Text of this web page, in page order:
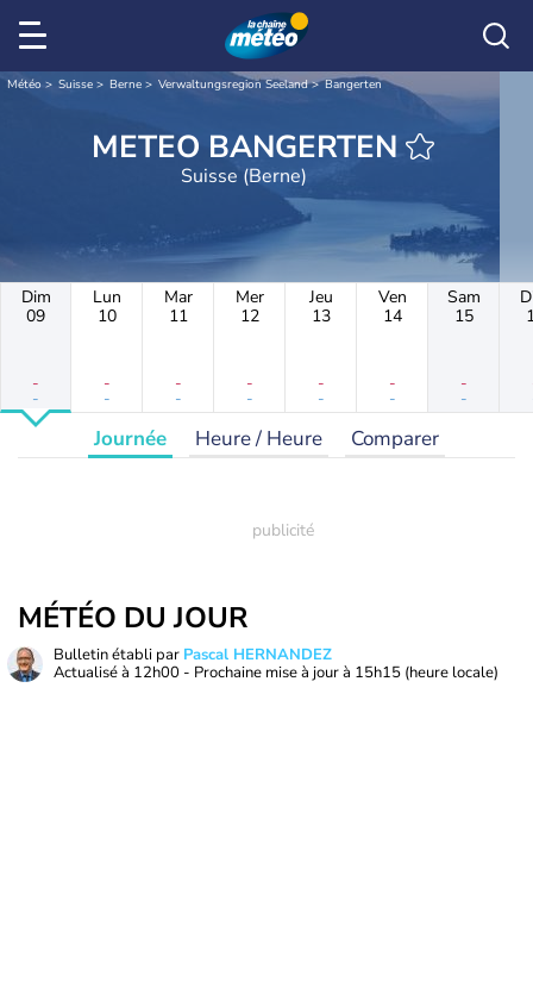
Météo Suisse Berne Verwaltungsregion Seeland Bangerten
METEO BANGERTEN
Suisse (Berne)
Dim
09
-
-
Lun
10
-
-
Mar
11
-
-
Mer
12
-
-
Jeu
13
-
-
Ven
14
-
-
Sam
15
-
-
Journée Heure / Heure Comparer
MÉTÉO DU JOUR
Bulletin établi par Pascal HERNANDEZ
Actualisé à 12h00 - Prochaine mise à jour à 15h15 (heure locale)